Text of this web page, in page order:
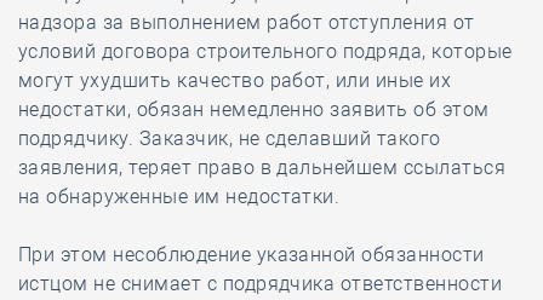
надзора за выполнением работ отступления от
условий договора строительного подряда, которые
могут ухудшить качество работ, или иные их
недостатки, обязан немедленно заявить об этом
подрядчику. Заказчик, не сделавший такого
заявления, теряет право в дальнейшем ссылаться
на обнаруженные им недостатки.
При этом несоблюдение указанной обязанности
истцом не снимает с подрядчика ответственности